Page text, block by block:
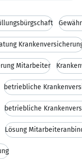
Mitarbeiter
betriebliche
Lösung